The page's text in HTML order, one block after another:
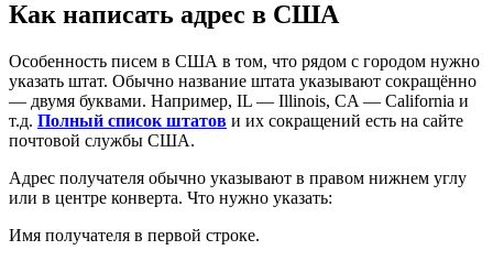
Как написать адрес в США
Особенность писем в США в том, что рядом с городом нужно
указать штат. Обычно название штата указывают сокращённо
— двумя буквами. Например, IL — Illinois, CA — California и
т.д. Полный список штатов и их сокращений есть на сайте
почтовой службы США.
Адрес получателя обычно указывают в правом нижнем углу
или в центре конверта. Что нужно указать:
Имя получателя в первой строке.